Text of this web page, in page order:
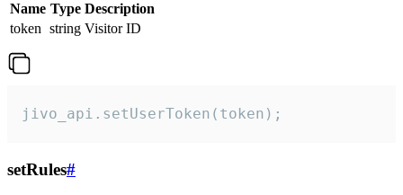
Name Type Description
token string Visitor ID
jivo_api.setUserToken(token);
setRules#